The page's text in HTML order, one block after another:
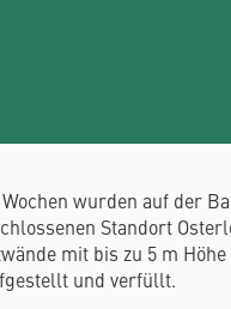
wurden auf der
Standort
mit bis zu 5 m
und verfüllt.